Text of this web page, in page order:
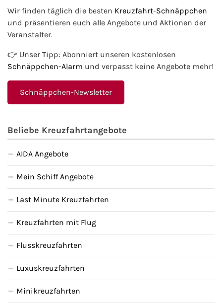
Wir finden täglich die besten Kreuzfahrt-Schnäppchen
und präsentieren euch alle Angebote und Aktionen der
Veranstalter.
👉 Unser Tipp: Abonniert unseren kostenlosen
Schnäppchen-Alarm und verpasst keine Angebote mehr!
Schnäppchen-Newsletter
Beliebe Kreuzfahrtangebote
AIDA Angebote
Mein Schiff Angebote
Last Minute Kreuzfahrten
Kreuzfahrten mit Flug
Flusskreuzfahrten
Luxuskreuzfahrten
Minikreuzfahrten